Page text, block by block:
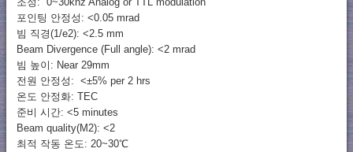
포인팅 안정성: <0.05 mrad
빔 직경(1/e2): <2.5 mm
Beam Divergence (Full angle): <2 mrad
빔 높이: Near 29mm
전원 안정성: <±5% per 2 hrs
온도 안정화: TEC
준비 시간: <5 minutes
Beam quality(M2): <2
최적 작동 온도: 20~30℃